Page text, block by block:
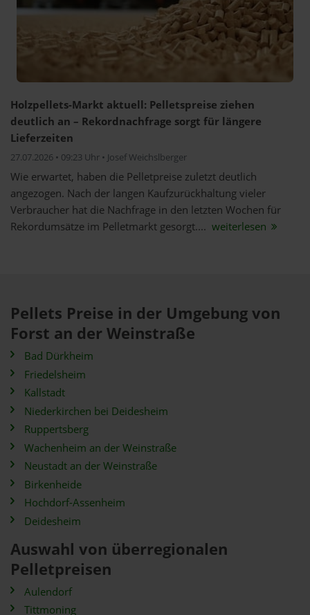
Holzpellets-Markt aktuell: Pelletspreise ziehen
deutlich an – Rekordnachfrage sorgt für längere
Lieferzeiten
27.07.2026 • 09:23 Uhr • Josef Weichslberger
Wie erwartet, haben die Pelletpreise zuletzt deutlich
angezogen. Nach der langen Kaufzurückhaltung vieler
Verbraucher hat die Nachfrage in den letzten Wochen für
Rekordumsätze im Pelletmarkt gesorgt.... weiterlesen
Pellets Preise in der Umgebung von
Forst an der Weinstraße
Bad Dürkheim
Friedelsheim
Kallstadt
Niederkirchen bei Deidesheim
Ruppertsberg
Wachenheim an der Weinstraße
Neustadt an der Weinstraße
Birkenheide
Hochdorf-Assenheim
Deidesheim
Auswahl von überregionalen
Pelletpreisen
Aulendorf
Tittmoning